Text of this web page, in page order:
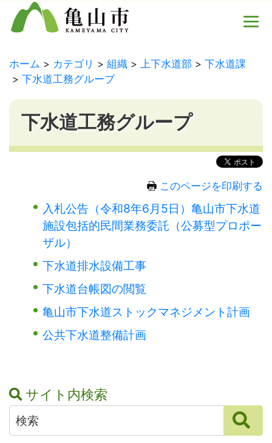
ホーム カテゴリ 組織 上下水道部
下水道課
下水道工務グループ
下水道工務グループ
このページを印刷する
入札公告（令和8年6月5日）亀山市下水道
施設包括的民間業務委託（公募型プロポー
ザル）
下水道排水設備工事
下水道台帳図の閲覧
亀山市下水道ストックマネジメント計画
公共下水道整備計画
サイト内検索